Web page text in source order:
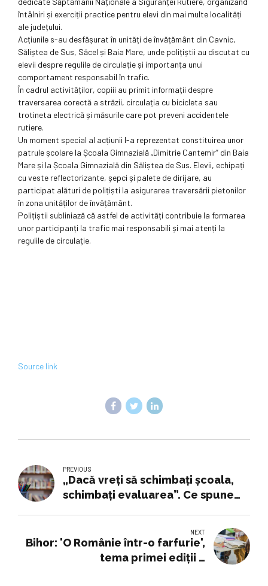
întâlniri și exerciții practice pentru elevi din mai multe localități
ale județului.
Acțiunile s-au desfășurat în unități de învățământ din Cavnic,
Săliștea de Sus, Săcel și Baia Mare, unde polițiștii au discutat cu
elevii despre regulile de circulație și importanța unui
comportament responsabil în trafic.
În cadrul activităților, copiii au primit informații despre
traversarea corectă a străzii, circulația cu bicicleta sau
trotineta electrică și măsurile care pot preveni accidentele
rutiere.
Un moment special al acțiunii l-a reprezentat constituirea unor
patrule școlare la Școala Gimnazială „Dimitrie Cantemir” din Baia
Mare și la Școala Gimnazială din Săliștea de Sus. Elevii, echipați
cu veste reflectorizante, șepci și palete de dirijare, au
participat alături de polițiști la asigurarea traversării pietonilor
în zona unităților de învățământ.
Polițiștii subliniază că astfel de activități contribuie la formarea
unor participanți la trafic mai responsabili și mai atenți la
regulile de circulație.
Source link
PREVIOUS
„Dacă vreți să schimbați școala,
schimbați evaluarea”. Ce spune
olimpici, și analfabeți funcțional
NEXT
Bihor: 'O Românie într-o farfurie',
tema primei ediții a